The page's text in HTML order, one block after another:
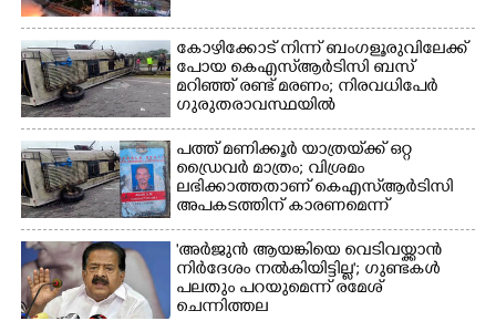
കോഴിക്കോട് നിന്ന് ബംഗളൂരുവിലേക്ക്
പോയ കെഎസ്‌ആർടിസി ബസ്
മറിഞ്ഞ് രണ്ട് മരണം; നിരവധിപേർ
ഗുരുതരാവസ്ഥയിൽ
പത്ത് മണിക്കൂർ യാത്രയ്‌ക്ക് ഒറ്റ
ഡ്രൈവർ മാത്രം; വിശ്രമം
ലഭിക്കാത്തതാണ് കെഎസ്‌ആർടിസി
അപകടത്തിന് കാരണമെന്ന്
വിമർശനം
'അർജുൻ ആയങ്കിയെ വെടിവയ്ക്കാൻ
നിർദേശം നൽകിയിട്ടില്ല'; ഗുണ്ടകൾ
പലതും പറയുമെന്ന് രമേശ്
ചെന്നിത്തല
Copy Link